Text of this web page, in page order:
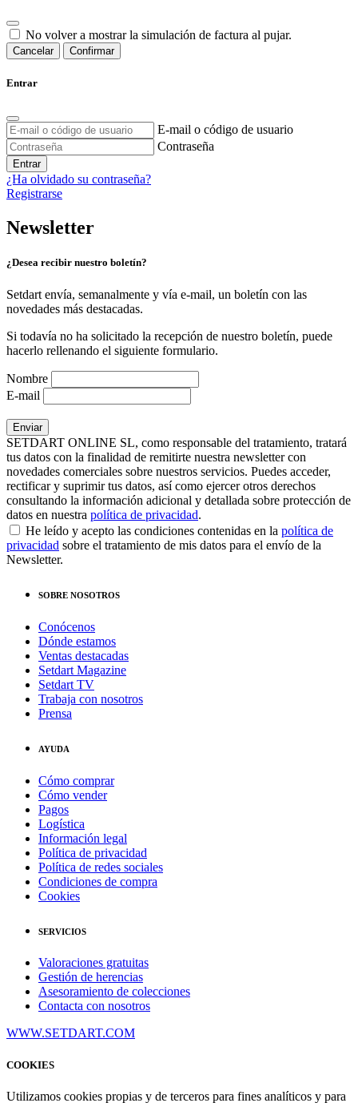
No volver a mostrar la simulación de factura al pujar.
Cancelar Confirmar
Entrar
E-mail o código de usuario
Contraseña
Entrar
¿Ha olvidado su contraseña?
Registrarse
Newsletter
¿Desea recibir nuestro boletín?
Setdart envía, semanalmente y vía e-mail, un boletín con las
novedades más destacadas.
Si todavía no ha solicitado la recepción de nuestro boletín, puede
hacerlo rellenando el siguiente formulario.
Nombre
E-mail
SETDART ONLINE SL, como responsable del tratamiento, tratará
tus datos con la finalidad de remitirte nuestra newsletter con
novedades comerciales sobre nuestros servicios. Puedes acceder,
rectificar y suprimir tus datos, así como ejercer otros derechos
consultando la información adicional y detallada sobre protección de
datos en nuestra política de privacidad.
He leído y acepto las condiciones contenidas en la política de
privacidad sobre el tratamiento de mis datos para el envío de la
Newsletter.
SOBRE NOSOTROS
Conócenos
Dónde estamos
Ventas destacadas
Setdart Magazine
Setdart TV
Trabaja con nosotros
Prensa
AYUDA
Cómo comprar
Cómo vender
Pagos
Logística
Información legal
Política de privacidad
Política de redes sociales
Condiciones de compra
Cookies
SERVICIOS
Valoraciones gratuitas
Gestión de herencias
Asesoramiento de colecciones
Contacta con nosotros
WWW.SETDART.COM
COOKIES
Utilizamos cookies propias y de terceros para fines analíticos y para